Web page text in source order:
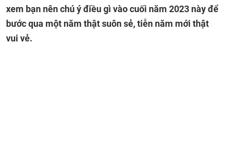
xem bạn nên chú ý điều gì vào cuối năm 2023 này để
bước qua một năm thật suôn sẻ, tiễn năm mới thật
vui vẻ.